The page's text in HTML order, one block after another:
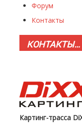
Форум
Контакты
КОНТАКТЫ…
Картинг-трасса